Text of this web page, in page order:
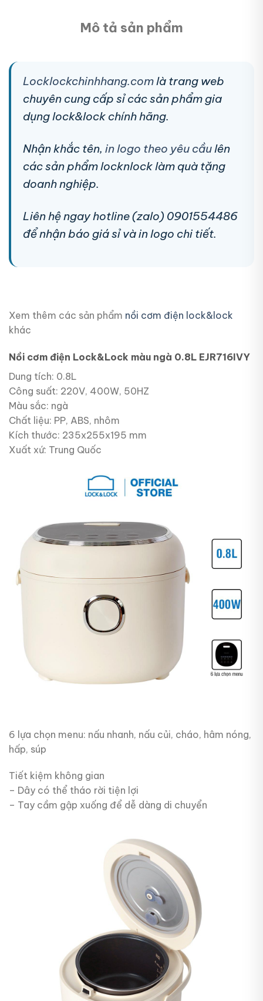
Mô tả sản phẩm
Locklockchinhhang.com là trang web
chuyên cung cấp sỉ các sản phẩm gia
dụng lock&lock chính hãng.
Nhận khắc tên, in logo theo yêu cầu lên
các sản phẩm locknlock làm quà tặng
doanh nghiệp.
Liên hệ ngay hotline (zalo) 0901554486
để nhận báo giá sỉ và in logo chi tiết.
Xem thêm các sản phẩm nồi cơm điện lock&lock
khác
Nồi cơm điện Lock&Lock màu ngà 0.8L EJR716IVY
Dung tích: 0.8L
Công suất: 220V, 400W, 50HZ
Màu sắc: ngà
Chất liệu: PP, ABS, nhôm
Kích thước: 235x255x195 mm
Xuất xứ: Trung Quốc
6 lựa chọn menu: nấu nhanh, nấu củi, cháo, hâm nóng,
hấp, súp
Tiết kiệm không gian
– Dây có thể tháo rời tiện lợi
– Tay cầm gập xuống để dễ dàng di chuyển